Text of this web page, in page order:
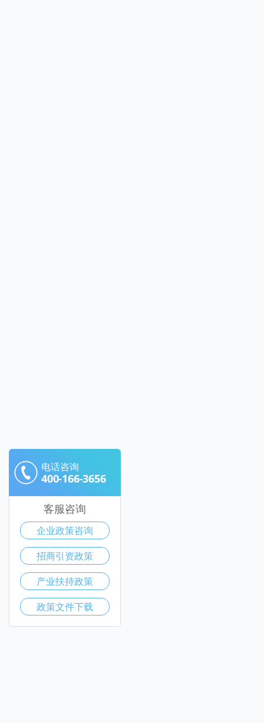
电话咨询
400-166-3656
客服咨询
企业政策咨询
招商引资政策
产业扶持政策
政策文件下载